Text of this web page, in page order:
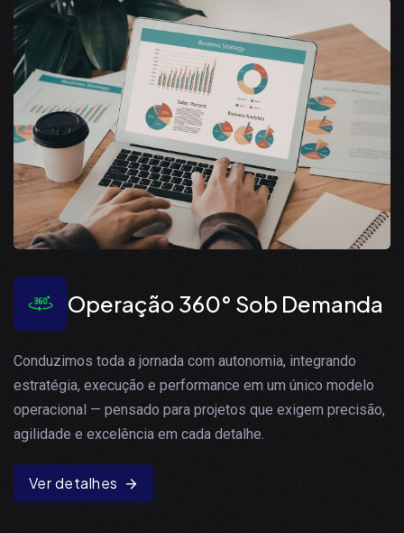
Operação 360° Sob Demanda
Conduzimos toda a jornada com autonomia, integrando
estratégia, execução e performance em um único modelo
operacional — pensado para projetos que exigem precisão,
agilidade e excelência em cada detalhe.
Ver detalhes